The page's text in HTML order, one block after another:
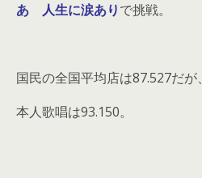
あゝ人生に涙ありで挑戦。
国民の全国平均店は87.527だが、
本人歌唱は93.150。